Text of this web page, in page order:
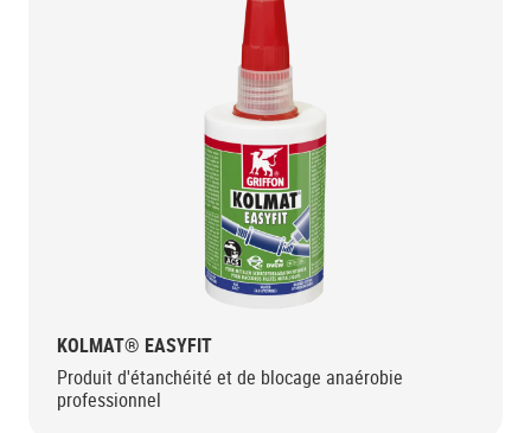
KOLMAT® EASYFIT
Produit d'étanchéité et de blocage anaérobie
professionnel